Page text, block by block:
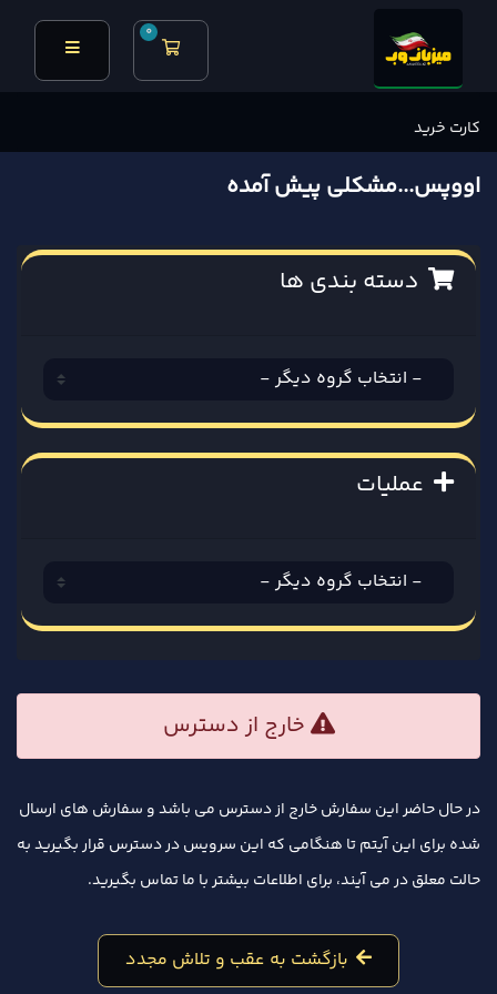
0
کارت خرید
کارت خرید
اووپس...مشکلی پیش آمده
دسته بندی ها
عملیات
خارج از دسترس
در حال حاضر این سفارش خارج از دسترس می باشد و سفارش های ارسال
شده برای این آیتم تا هنگامی که این سرویس در دسترس قرار بگیرید به
حالت معلق در می آیند، برای اطلاعات بیشتر با ما تماس بگیرید.
بازگشت به عقب و تلاش مجدد